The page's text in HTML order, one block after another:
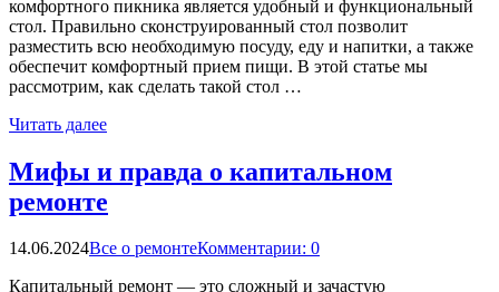
комфортного пикника является удобный и функциональный
стол. Правильно сконструированный стол позволит
разместить всю необходимую посуду, еду и напитки, а также
обеспечит комфортный прием пищи. В этой статье мы
рассмотрим, как сделать такой стол …
Читать далее
Мифы и правда о капитальном
ремонте
14.06.2024Все о ремонтеКомментарии: 0
Капитальный ремонт — это сложный и зачастую